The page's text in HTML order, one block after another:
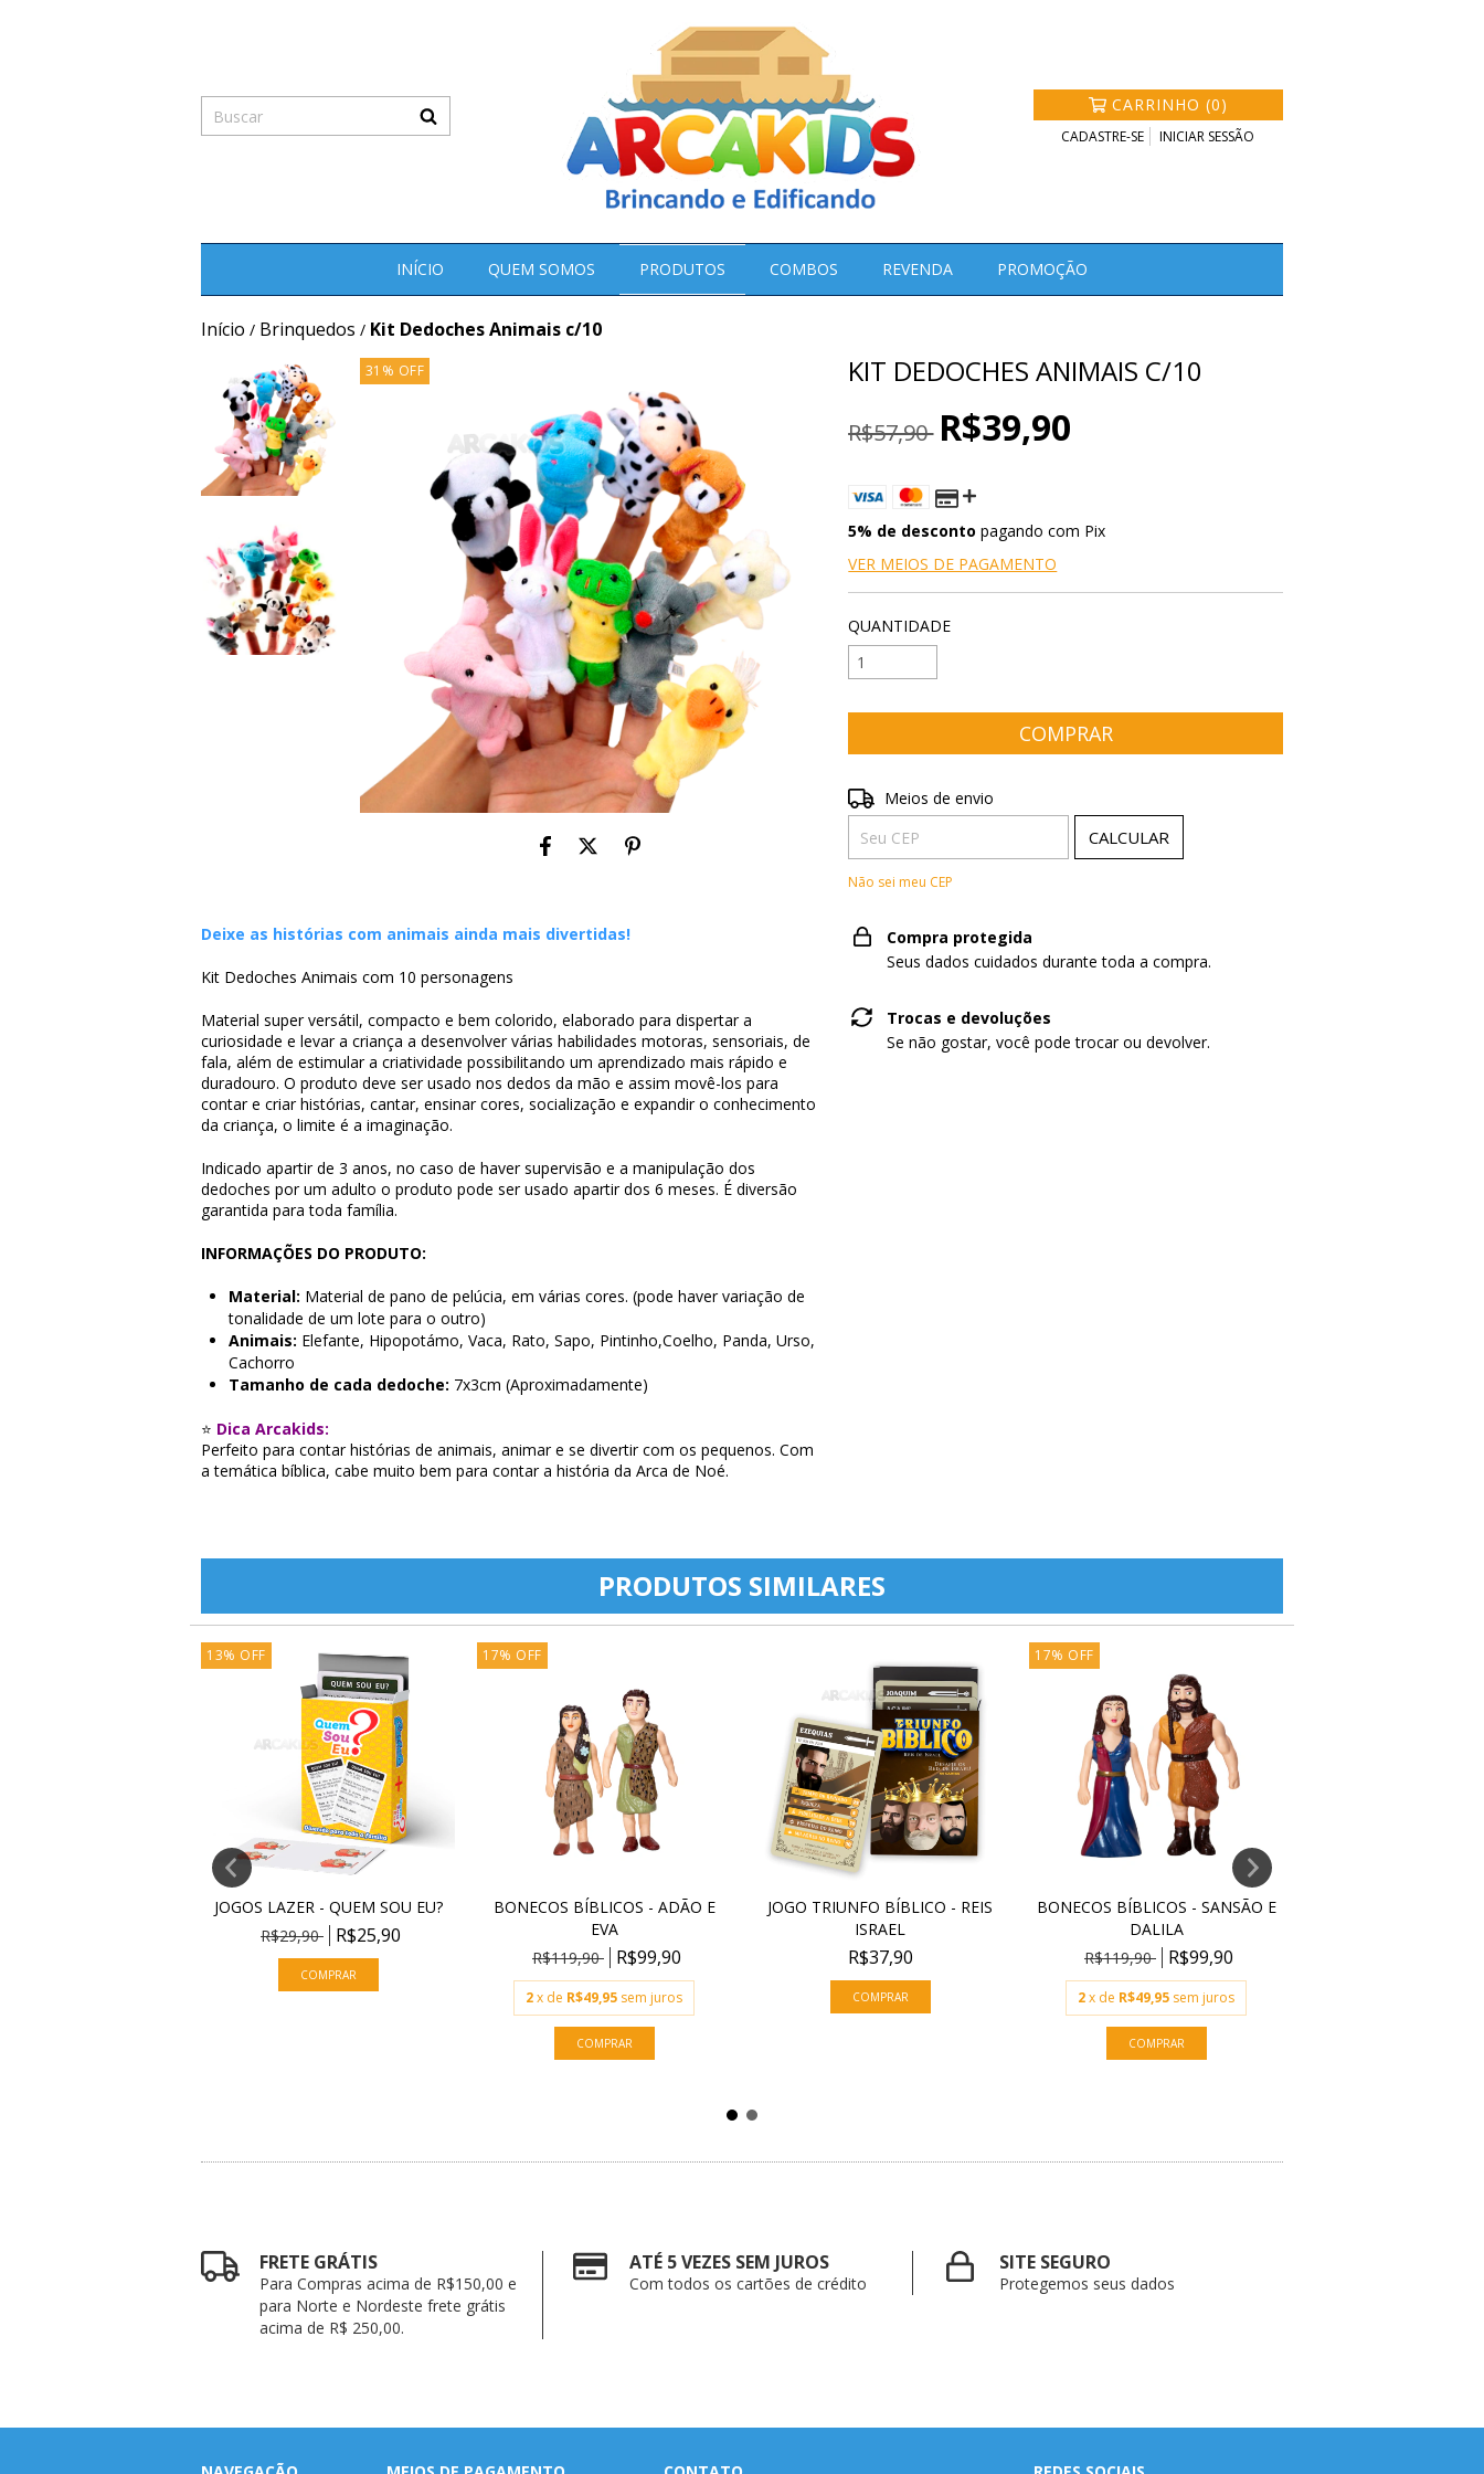
CARRINHO (0)
CADASTRE-SE INICIAR SESSÃO
INÍCIO QUEM SOMOS PRODUTOS COMBOS REVENDA PROMOÇÃO
Início / Brinquedos / Kit Dedoches Animais c/10
31 % OFF
Deixe as histórias com animais ainda mais divertidas!
Kit Dedoches Animais com 10 personagens
Material super versátil, compacto e bem colorido, elaborado para dispertar a
curiosidade e levar a criança a desenvolver várias habilidades motoras, sensoriais, de
fala, além de estimular a criatividade possibilitando um aprendizado mais rápido e
duradouro. O produto deve ser usado nos dedos da mão e assim movê-los para
contar e criar histórias, cantar, ensinar cores, socialização e expandir o conhecimento
da criança, o limite é a imaginação.
Indicado apartir de 3 anos, no caso de haver supervisão e a manipulação dos
dedoches por um adulto o produto pode ser usado apartir dos 6 meses. É diversão
garantida para toda família.
INFORMAÇÕES DO PRODUTO:
Material: Material de pano de pelúcia, em várias cores. (pode haver variação de
tonalidade de um lote para o outro)
Animais: Elefante, Hipopotámo, Vaca, Rato, Sapo, Pintinho,Coelho, Panda, Urso,
Cachorro
Tamanho de cada dedoche: 7x3cm (Aproximadamente)
⭐ Dica Arcakids:
Perfeito para contar histórias de animais, animar e se divertir com os pequenos. Com
a temática bíblica, cabe muito bem para contar a história da Arca de Noé.
KIT DEDOCHES ANIMAIS C/10
R$57,90 R$39,90
5% de desconto pagando com Pix
VER MEIOS DE PAGAMENTO
QUANTIDADE
Entregas para o CEP:
Meios de envio
CALCULAR
Não sei meu CEP
Compra protegida
Seus dados cuidados durante toda a compra.
Trocas e devoluções
Se não gostar, você pode trocar ou devolver.
PRODUTOS SIMILARES
13% OFF
JOGOS LAZER - QUEM SOU EU?
R$29,90
R$25,90
17% OFF
BONECOS BÍBLICOS - ADÃO E
EVA
R$119,90
R$99,90
2x de R$49,95 sem juros
JOGO TRIUNFO BÍBLICO - REIS
ISRAEL
R$37,90
17% OFF
BONECOS BÍBLICOS - SANSÃO E
DALILA
R$119,90
R$99,90
2x de R$49,95 sem juros
FRETE GRÁTIS
Para Compras acima de R$150,00 e
para Norte e Nordeste frete grátis
acima de R$ 250,00.
ATÉ 5 VEZES SEM JUROS
Com todos os cartões de crédito
SITE SEGURO
Protegemos seus dados